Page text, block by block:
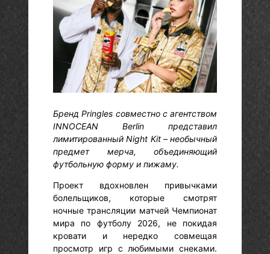
Бренд Pringles совместно с агентством
INNOCEAN Berlin представил
лимитированный Night Kit – необычный
предмет мерча, объединяющий
футбольную форму и пижаму.
Проект вдохновлен привычками
болельщиков, которые смотрят
ночные трансляции матчей Чемпионат
мира по футболу 2026, не покидая
кровати и нередко совмещая
просмотр игр с любимыми снеками.